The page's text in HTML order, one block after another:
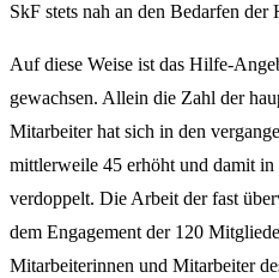
SkF stets nah an den Bedarfen der
Auf diese Weise ist das Hilfe-
gewachsen. Allein die Zahl der
Mitarbeiter hat sich in den
mittlerweile 45 erhöht und damit in
verdoppelt. Die Arbeit der fast
dem Engagement der 120
Mitarbeiterinnen und Mitarbeiter